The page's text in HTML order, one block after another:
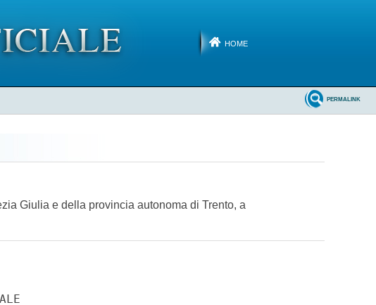
HOME
PERMALINK
Giulia e della provincia autonoma di Trento, a